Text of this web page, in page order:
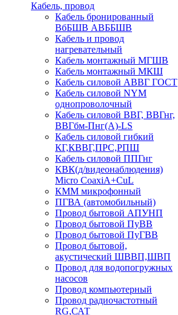
Кабель, провод
Кабель бронированный
ВбБШВ АВББШВ
Кабель и провод
нагревательный
Кабель монтажный МГШВ
Кабель монтажный МКШ
Кабель силовой АВВГ ГОСТ
Кабель силовой NYM
однопроволочный
Кабель силовой ВВГ, ВВГнг,
ВВГбм-Пнг(А)-LS
Кабель силовой гибкий
КГ,КВВГ,ПРС,РПШ
Кабель силовой ППГнг
КВК(д/видеонаблюдения)
Micro CoaxiA+CuL
КММ микрофонный
ПГВА (автомобильный)
Провод бытовой АПУНП
Провод бытовой ПуВВ
Провод бытовой ПуГВВ
Провод бытовой,
акустический ШВВП,ШВП
Провод для водопогружных
насосов
Провод компьютерный
Провод радиочастотный
RG,САТ